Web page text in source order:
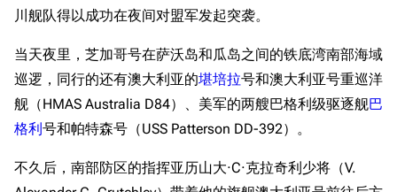
川舰队得以成功在夜间对盟军发起突袭。
当天夜里，芝加哥号在萨沃岛和瓜岛之间的铁底湾南部海域
巡逻，同行的还有澳大利亚的堪培拉号和澳大利亚号重巡洋
舰（HMAS Australia D84）、美军的两艘巴格利级驱逐舰巴
格利号和帕特森号（USS Patterson DD-392）。
不久后，南部防区的指挥亚历山大·C·克拉奇利少将（V.